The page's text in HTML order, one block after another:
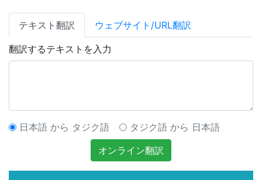
テキスト翻訳 ウェブサイト/URL翻訳
翻訳するテキストを入力
日本語 から タジク語
タジク語 から 日本語
オンライン翻訳